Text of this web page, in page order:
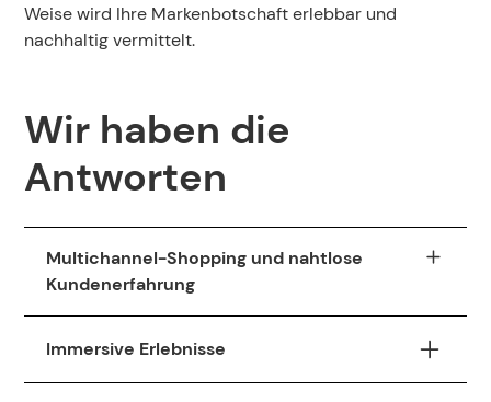
Weise wird Ihre Markenbotschaft erlebbar und
nachhaltig vermittelt.
Wir haben die
Antworten
Multichannel-Shopping und nahtlose
Kundenerfahrung
des Online-Shoppings haben sich die
Einkaufsgewohnheiten verändert. Einzelhändler
Immersive Erlebnisse